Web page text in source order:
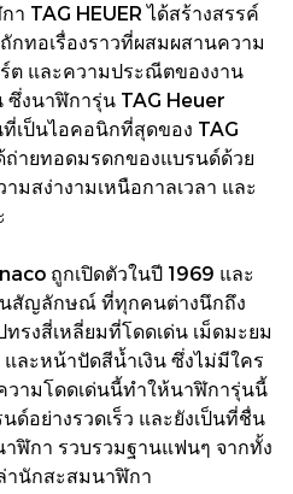
TAG HEUER ได้สร้างสรรค์
ทอเรื่องราวที่ผสมผสานความ
ต และความประณีตของงาน
งนาฬิการุ่น TAG Heuer
เป็นไอคอนิกที่สุดของ TAG
ายทอดมรดกของแบรนด์ด้วย
สง่างามเหนือกาลเวลา และ
ถูกเปิดตัวในปี 1969 และ
นสัญลักษณ์ ที่ทุกคนต่างนึกถึง
รงสี่เหลี่ยมที่โดดเด่น เม็ดมะยม
ละหน้าปัดสีน้ำเงิน ซึ่งไม่มีใคร
ามโดดเด่นนี้ทำให้นาฬิการุ่นนี้
ด์อย่างรวดเร็ว และยังเป็นที่ชื่น
ฬิกา รวบรวมฐานแฟนๆ จากทั้ง
านักสะสมนาฬิกา